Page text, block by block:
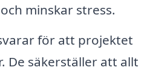
minskar stress.
för att projektet
De säkerställer att allt